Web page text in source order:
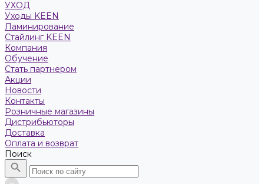
УХОД
Уходы KEEN
Ламинирование
Стайлинг KEEN
Компания
Обучение
Стать партнером
Акции
Новости
Контакты
Розничные магазины
Дистрибьюторы
Доставка
Оплата и возврат
Поиск